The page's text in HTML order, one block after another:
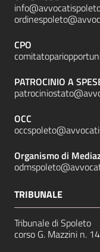
CPO
PATROCINIO A
OCC
Organismo di
TRIBUNALE
Tribunale di Spoleto
corso G. Mazzini n.